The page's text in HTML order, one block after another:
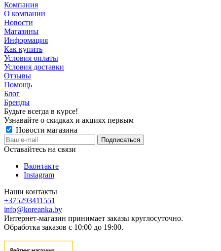
Компания
О компании
Новости
Магазины
Информация
Как купить
Условия оплаты
Условия доставки
Отзывы
Помощь
Блог
Бренды
Будьте всегда в курсе!
Узнавайте о скидках и акциях первым
Новости магазина
Оставайтесь на связи
Вконтакте
Instagram
Наши контакты
+375293411551
info@koreanka.by
Интернет-магазин принимает заказы круглосуточно.
Обработка заказов с 10:00 до 19:00.